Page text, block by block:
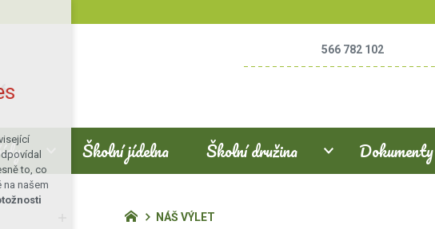
566 782 102
Školní jídelna Školní družina Dokumenty
NÁŠ VÝLET
to, co
našem